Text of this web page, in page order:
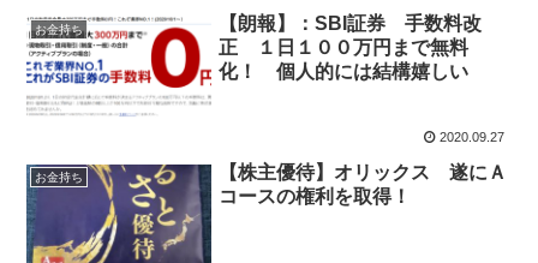
お金持ち
【朗報】：SBI証券 手数料改
正 １日１００万円まで無料
化！ 個人的には結構嬉しい
2020.09.27
お金持ち
【株主優待】オリックス 遂にＡ
コースの権利を取得！